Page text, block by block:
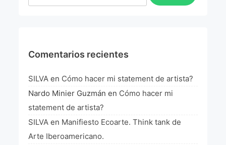
Comentarios recientes
SILVA en Cómo hacer mi statement de artista?
Nardo Minier Guzmán en Cómo hacer mi
statement de artista?
SILVA en Manifiesto Ecoarte. Think tank de
Arte Iberoamericano.